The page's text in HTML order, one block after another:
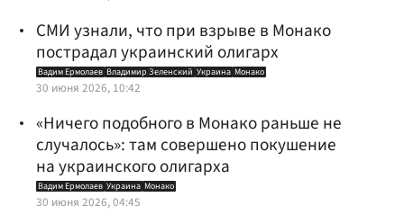
СМИ узнали, что при взрыве в Монако
пострадал украинский олигарх
Вадим Ермолаев Владимир Зеленский Украина Монако
30 июня 2026, 10:42
«Ничего подобного в Монако раньше не
случалось»: там совершено покушение
на украинского олигарха
Вадим Ермолаев Украина Монако
30 июня 2026, 04:45